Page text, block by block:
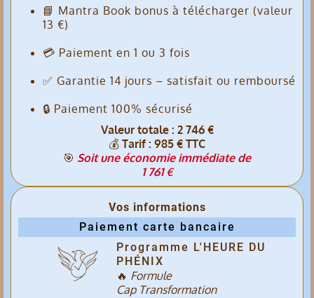
Vos informations
Paiement carte bancaire
Programme L'HEURE DU
PHÉNIX
🔥 Formule
Cap Transformation
📘 Mantra Book bonus à télécharger (valeur
13 €)
💳 Paiement en 1 ou 3 fois
✅ Garantie 14 jours – satisfait ou remboursé
🔒 Paiement 100% sécurisé
Valeur totale : 2 746 €
💰 Tarif : 985 € TTC
🎯 Soit une économie immédiate de
1 761 €